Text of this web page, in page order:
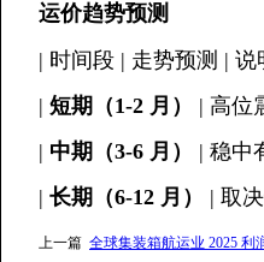
运价趋势预测
| 时间段 | 走势预测 | 说
| 短期（1-2 月）
| 高位
| 中期（3-6 月）
| 稳中
| 长期（6-12 月） | 取
上一篇 全球集装箱航运业 2025 利